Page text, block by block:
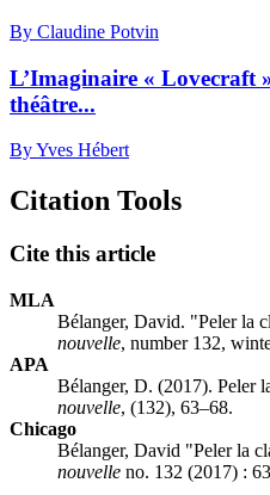
By Claudine Potvin
L’Imaginaire « Lovecraft
théâtre...
By Yves Hébert
Citation Tools
Cite this article
MLA
Bélanger, David. "Peler la
nouvelle, number 132,
APA
Bélanger, D. (2017). Peler
nouvelle, (132), 63–68.
Chicago
Bélanger, David "Peler la
nouvelle no. 132 (2017) :